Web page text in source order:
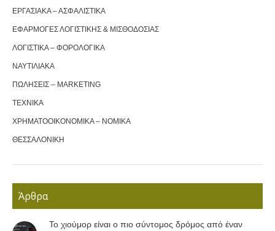
ΕΡΓΑΣΙΑΚΑ – ΑΣΦΑΛΙΣΤΙΚΑ
ΕΦΑΡΜΟΓΕΣ ΛΟΓΙΣΤΙΚΗΣ & ΜΙΣΘΟΔΟΣΙΑΣ
ΛΟΓΙΣΤΙΚΑ – ΦΟΡΟΛΟΓΙΚΑ
ΝΑΥΤΙΛΙΑΚΑ
ΠΩΛΗΣΕΙΣ – MARKETING
ΤΕΧΝΙΚΑ
ΧΡΗΜΑΤΟΟΙΚΟΝΟΜΙΚΑ – ΝΟΜΙΚΑ
ΘΕΣΣΑΛΟΝΙΚΗ
Άρθρα
Το χιούμορ είναι ο πιο σύντομος δρόμος από έναν